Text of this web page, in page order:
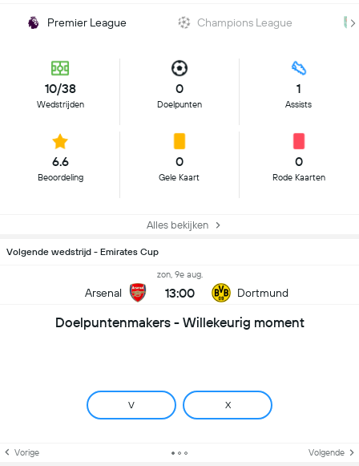
Premier League Champions League
10/38
Wedstrijden
0
Doelpunten
1
Assists
6.6
Beoordeling
0
Gele Kaart
0
Rode Kaarten
Alles bekijken
Volgende wedstrijd - Emirates Cup
Arsenal
zon, 9e aug.
13:00 Dortmund
Doelpuntenmakers - Willekeurig moment
V X
Vorige Volgende